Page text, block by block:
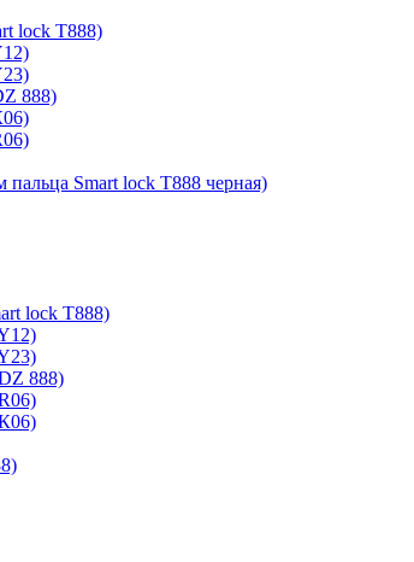
lock T888)
888)
пальца Smart lock T888 черная)
lock T888)
888)